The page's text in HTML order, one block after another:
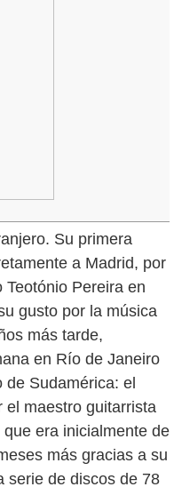
Su primera
a Madrid, por
Pereira en
gusto por la música
más tarde,
en Río de Janeiro
Sudamérica: el
el maestro guitarrista
era inicialmente de
más gracias a su
serie de discos de 78